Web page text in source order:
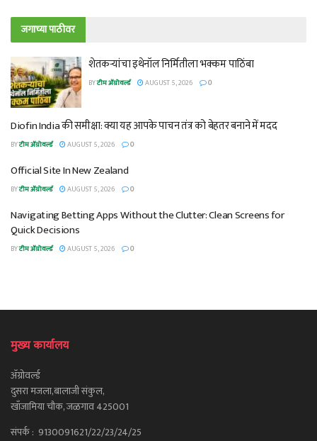
जगाच्या पाठीवर
शेतकऱ्यांचा इथेनॉल निर्मितीला भक्कम पाठिंबा
BYटीम ॲग्रोवर्ल्ड AUGUST 5, 2026 0
Diofin India की समीक्षा: क्या यह आपके पाचन तंत्र को बेहतर बनाने में मदद
BYटीम ॲग्रोवर्ल्ड AUGUST 5, 2026 0
Official Site In New Zealand
BYटीम ॲग्रोवर्ल्ड AUGUST 5, 2026 0
Navigating Betting Apps Without the Clutter: Clean Screens for
Quick Decisions
BYटीम ॲग्रोवर्ल्ड AUGUST 5, 2026 0
मुख्य कार्यालय
ॲग्रोवर्ल्ड
दुसरा मजला,बालाजी संकुल,
खाँजामिया चौक, जळगाव 425001
संपर्क : 9130091621/22/23/24/25